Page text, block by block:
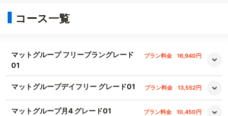
コース一覧
マットグループ フリープラングレード
01
プラン料金 16,940円
マットグループデイフリー グレード01 プラン料金 13,552円
マットグループ月4 グレード01 プラン料金 10,450円